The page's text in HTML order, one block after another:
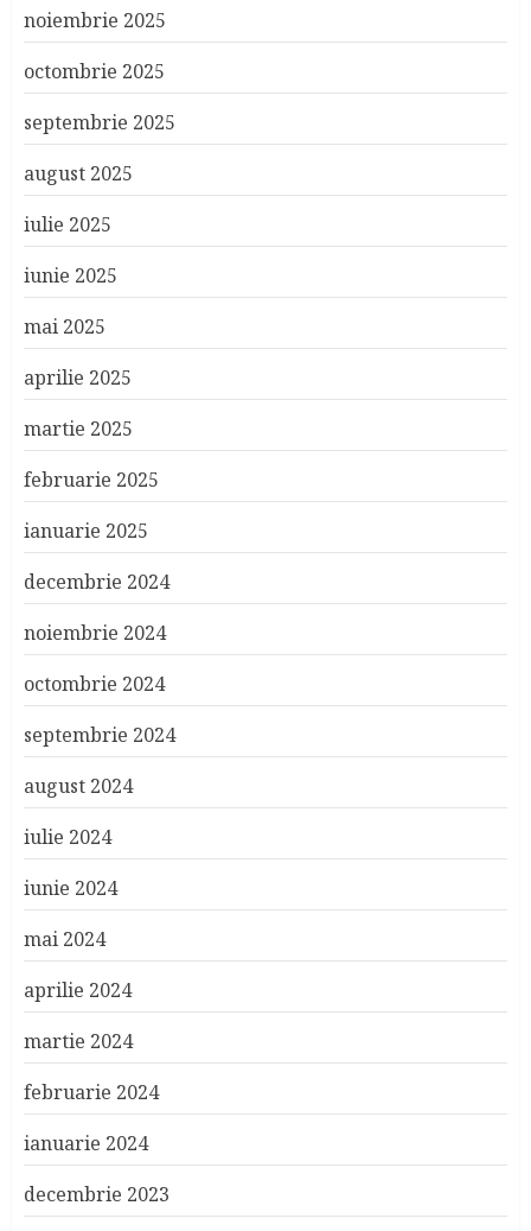
noiembrie 2025
octombrie 2025
septembrie 2025
august 2025
iulie 2025
iunie 2025
mai 2025
aprilie 2025
martie 2025
februarie 2025
ianuarie 2025
decembrie 2024
noiembrie 2024
octombrie 2024
septembrie 2024
august 2024
iulie 2024
iunie 2024
mai 2024
aprilie 2024
martie 2024
februarie 2024
ianuarie 2024
decembrie 2023